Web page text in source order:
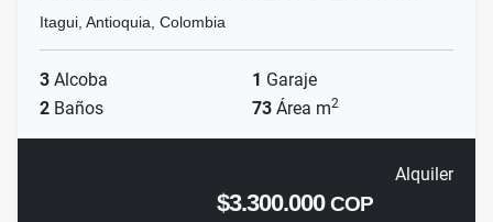
Itagui, Antioquia, Colombia
3 Alcoba 1 Garaje
2 Baños 73 Área m2
Alquiler
$3.300.000COP